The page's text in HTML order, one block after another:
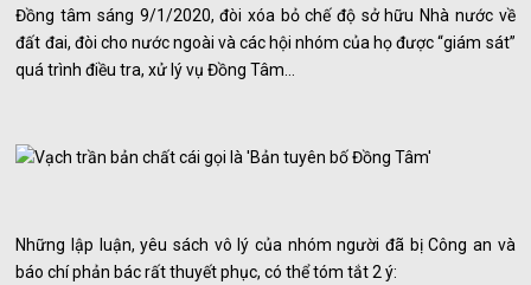
Đồng tâm sáng 9/1/2020, đòi xóa bỏ chế độ sở hữu Nhà nước về
đất đai, đòi cho nước ngoài và các hội nhóm của họ được “giám sát”
quá trình điều tra, xử lý vụ Đồng Tâm…
Những lập luận, yêu sách vô lý của nhóm người đã bị Công an và
báo chí phản bác rất thuyết phục, có thể tóm tắt 2 ý: